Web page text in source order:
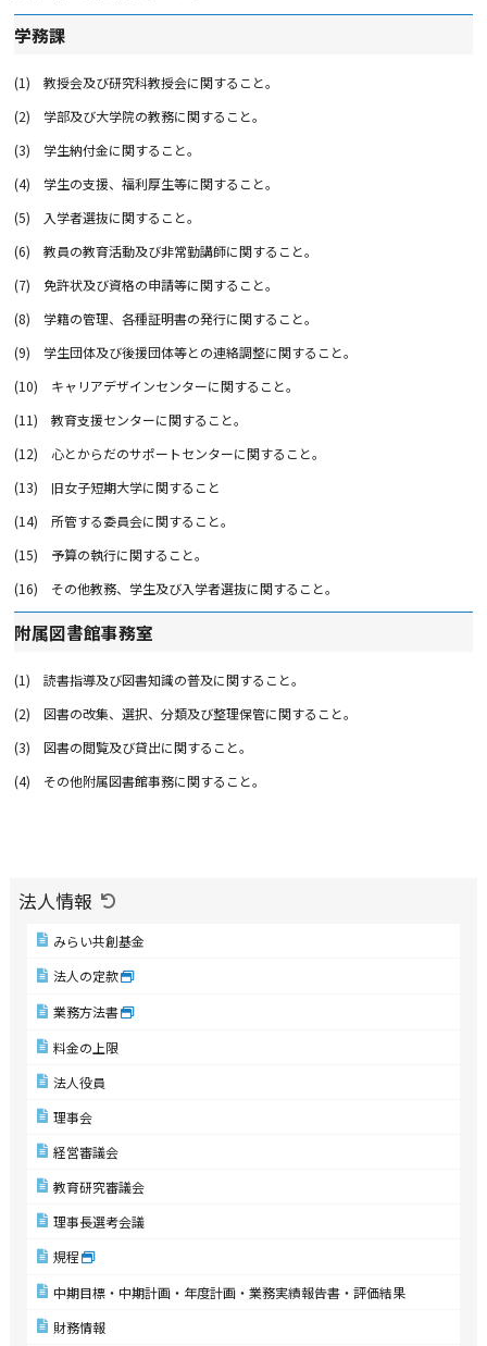
学務課
(1) 教授会及び研究科教授会に関すること。
(2) 学部及び大学院の教務に関すること。
(3) 学生納付金に関すること。
(4) 学生の支援、福利厚生等に関すること。
(5) 入学者選抜に関すること。
(6) 教員の教育活動及び非常勤講師に関すること。
(7) 免許状及び資格の申請等に関すること。
(8) 学籍の管理、各種証明書の発行に関すること。
(9) 学生団体及び後援団体等との連絡調整に関すること。
(10) キャリアデザインセンターに関すること。
(11) 教育支援センターに関すること。
(12) 心とからだのサポートセンターに関すること。
(13) 旧女子短期大学に関すること
(14) 所管する委員会に関すること。
(15) 予算の執行に関すること。
(16) その他教務、学生及び入学者選抜に関すること。
附属図書館事務室
(1) 読書指導及び図書知識の普及に関すること。
(2) 図書の改集、選択、分類及び整理保管に関すること。
(3) 図書の閲覧及び貸出に関すること。
(4) その他附属図書館事務に関すること。
法人情報
みらい共創基金
法人の定款
業務方法書
料金の上限
法人役員
理事会
経営審議会
教育研究審議会
理事長選考会議
規程
中期目標・中期計画・年度計画・業務実績報告書・評価結果
財務情報